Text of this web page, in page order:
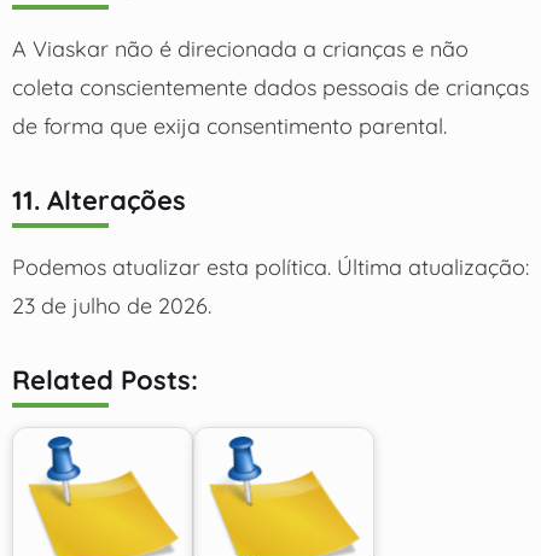
A Viaskar não é direcionada a crianças e não
coleta conscientemente dados pessoais de crianças
de forma que exija consentimento parental.
11. Alterações
Podemos atualizar esta política. Última atualização:
23 de julho de 2026.
Related Posts: